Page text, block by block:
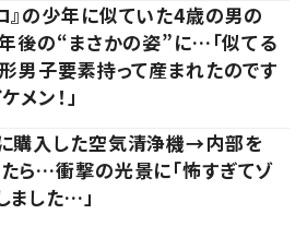
』の少年に似ていた4歳の男の
後の“まさかの姿”に…「似てる
形男子要素持って産まれたのです
メン！」
購入した空気清浄機→内部を
ら…衝撃の光景に「怖すぎてゾ
ました…」